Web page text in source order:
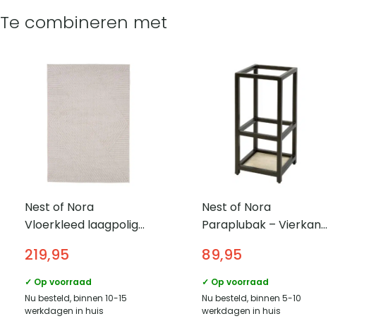
Te combineren met
Nest of Nora
Vloerkleed laagpolig
– Modern patroon –
Wit
219,95
✓ Op voorraad
Nu besteld, binnen 10-15
werkdagen in huis
Nest of Nora
Paraplubak – Vierkant
Bruin
89,95
✓ Op voorraad
Nu besteld, binnen 5-10
werkdagen in huis